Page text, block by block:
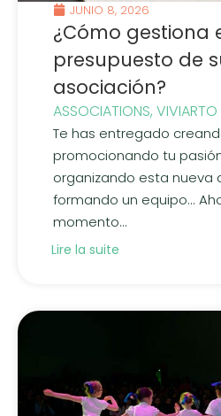
JUNIO 8, 2026
¿Cómo gestiona
presupuesto de
asociación?
ASSOCIATIONS, VIVIARTO
Te has entregado
promocionando tu
organizando esta nueva
formando un equipo...
momento...
Lire la suite